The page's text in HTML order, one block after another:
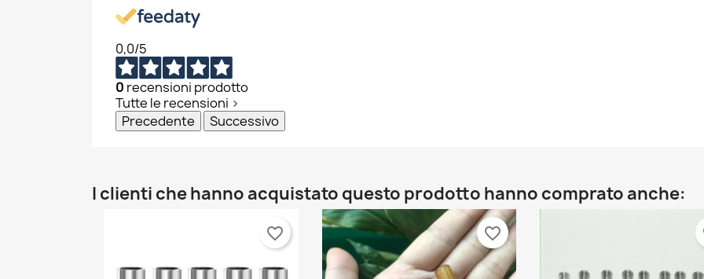
0,0/5
0 recensioni prodotto
Tutte le recensioni >
Precedente
Successivo
I clienti che hanno acquistato questo prodotto hanno comprato anche:
favorite_border favorite_border